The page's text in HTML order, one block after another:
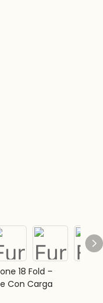
18 Fold –
Con Carga